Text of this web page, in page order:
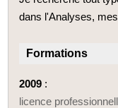
dans l'Analyses,
Formations
2009 :
licence